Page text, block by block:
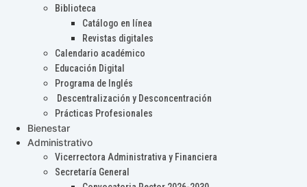
Biblioteca
Catálogo en línea
Revistas digitales
Calendario académico
Educación Digital
Programa de Inglés
Descentralización y Desconcentración
Prácticas Profesionales
Bienestar
Administrativo
Vicerrectora Administrativa y Financiera
Secretaría General